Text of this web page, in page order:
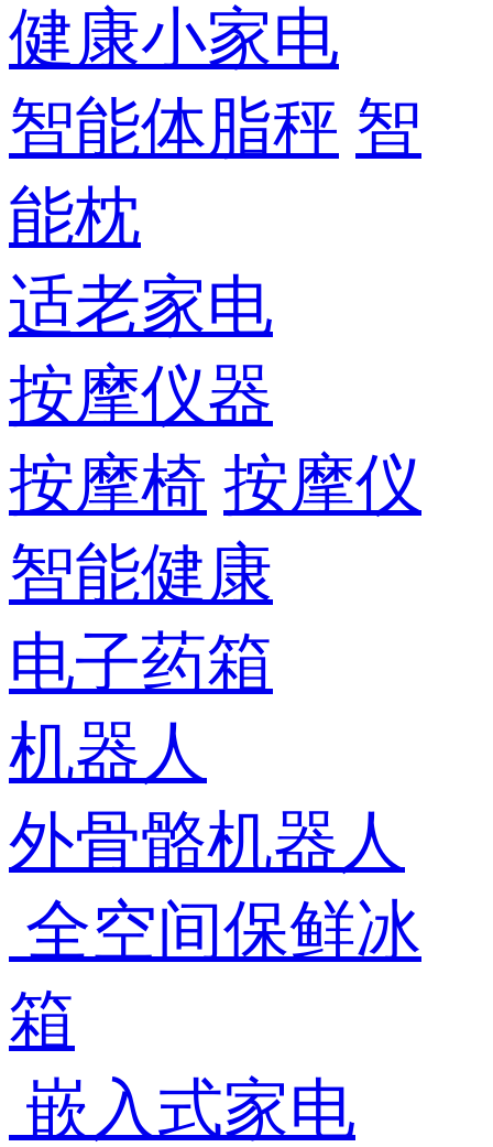
健康小家电
智能体脂秤 智
能枕
适老家电
按摩仪器
按摩椅 按摩仪
智能健康
电子药箱
机器人
外骨骼机器人
全空间保鲜冰
箱
嵌入式家电